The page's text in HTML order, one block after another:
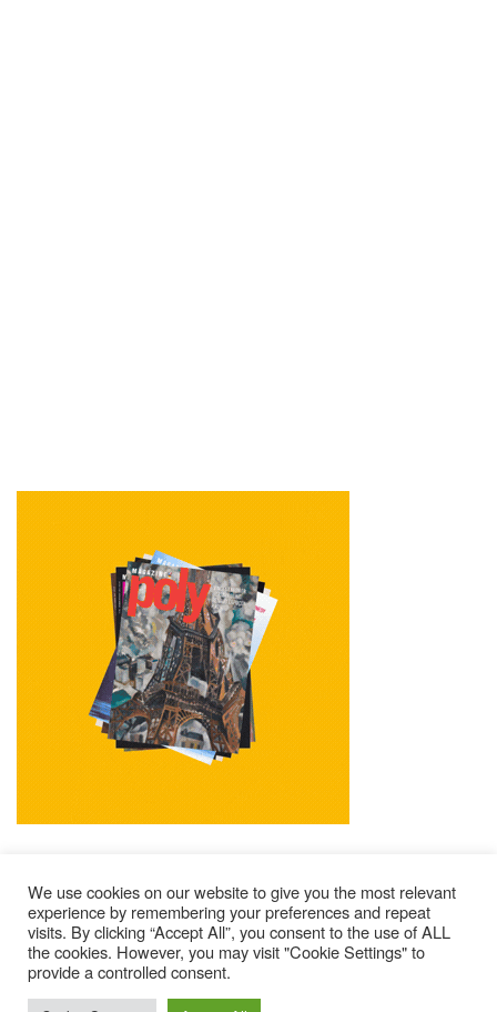
Mentions Légales Contacts
Où Trouver Poly ?
Lire Les Anciens N°
S’abonner À Poly
© 2025 – Magazine Poly – BKN
We use cookies on our website to give you the most relevant
experience by remembering your preferences and repeat
visits. By clicking “Accept All”, you consent to the use of ALL
the cookies. However, you may visit "Cookie Settings" to
provide a controlled consent.